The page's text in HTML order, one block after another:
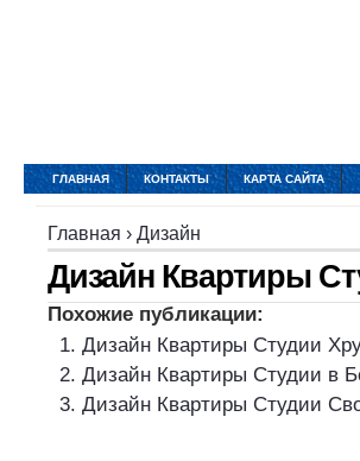
ГЛАВНАЯ КОНТАКТЫ КАРТА САЙТА
Главная › Дизайн
Дизайн Квартиры
Похожие публикации:
Дизайн Квартиры Студии
Дизайн Квартиры Студии в
Дизайн Квартиры Студии